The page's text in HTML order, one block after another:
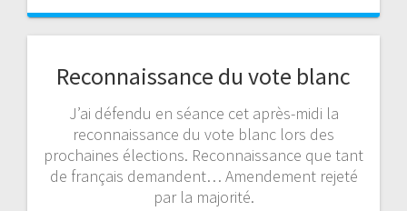
Reconnaissance du vote blanc
J’ai défendu en séance cet après-midi la
reconnaissance du vote blanc lors des
prochaines élections. Reconnaissance que tant
de français demandent… Amendement rejeté
par la majorité.